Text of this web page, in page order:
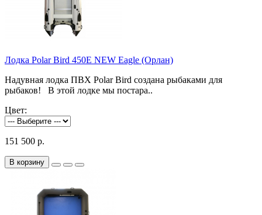
Лодка Polar Bird 450E NEW Eagle (Орлан)
Надувная лодка ПВХ Polar Bird создана рыбаками для
рыбаков! В этой лодке мы постара..
Цвет:
151 500 р.
В корзину